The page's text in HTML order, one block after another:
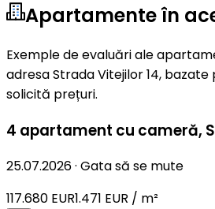
Apartamente în
Exemple de evaluări ale
adresa Strada Vitejilor 14,
solicită prețuri.
4 apartament cu cameră,
25.07.2026· Gata să se mute
117.680 EUR1.471 EUR / m²